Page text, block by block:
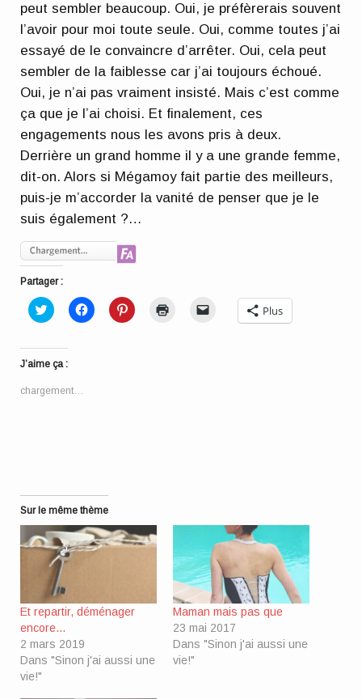
peut sembler beaucoup. Oui, je préfèrerais souvent
l’avoir pour moi toute seule. Oui, comme toutes j’ai
essayé de le convaincre d’arrêter. Oui, cela peut
sembler de la faiblesse car j’ai toujours échoué.
Oui, je n’ai pas vraiment insisté. Mais c’est comme
ça que je l’ai choisi. Et finalement, ces
engagements nous les avons pris à deux.
Derrière un grand homme il y a une grande femme,
dit-on. Alors si Mégamoy fait partie des meilleurs,
puis-je m’accorder la vanité de penser que je le
suis également ?…
Partager :
Cliquez
pour
Twitter(ouvre
dans
une
fenêtre)
Cliquez
pour
Cliquez
pour
Cliquer
imprimer(ouvre
envoyer
Plus
J’aime ça :
chargement…
Sur le même thème
Et repartir, déménager
encore…
2 mars 2019
Dans "Sinon j'ai aussi une
vie!"
Maman mais pas que
23 mai 2017
Dans "Sinon j'ai aussi une
vie!"